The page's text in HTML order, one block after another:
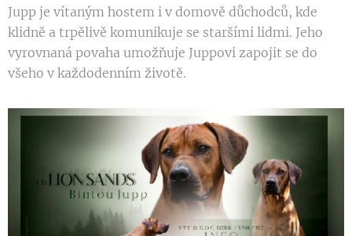
Jupp je vítaným hostem i v domově důchodců, kde
klidně a trpělivě komunikuje se staršími lidmi. Jeho
vyrovnaná povaha umožňuje Juppovi zapojit se do
všeho v každodenním životě.